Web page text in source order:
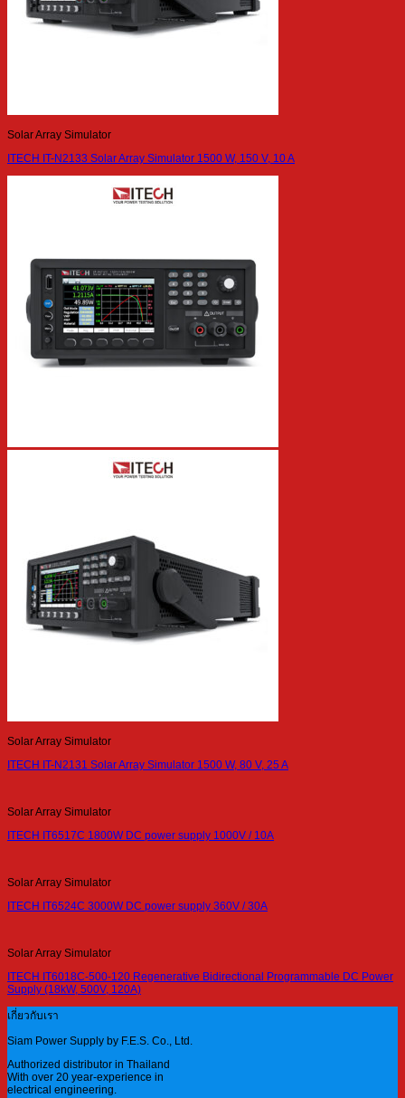
Solar Array Simulator
ITECH IT-N2133 Solar Array Simulator 1500 W, 150 V, 10 A
Solar Array Simulator
ITECH IT-N2131 Solar Array Simulator 1500 W, 80 V, 25 A
Solar Array Simulator
ITECH IT6517C 1800W DC power supply 1000V / 10A
Solar Array Simulator
ITECH IT6524C 3000W DC power supply 360V / 30A
Solar Array Simulator
ITECH IT6018C-500-120 Regenerative Bidirectional Programmable DC Power
Supply (18kW, 500V, 120A)
เกี่ยวกับเรา
Siam Power Supply by F.E.S. Co., Ltd.
Authorized distributor in Thailand
With over 20 year-experience in
electrical engineering.